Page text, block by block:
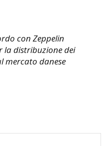
con Zeppelin
la distribuzione dei
mercato danese